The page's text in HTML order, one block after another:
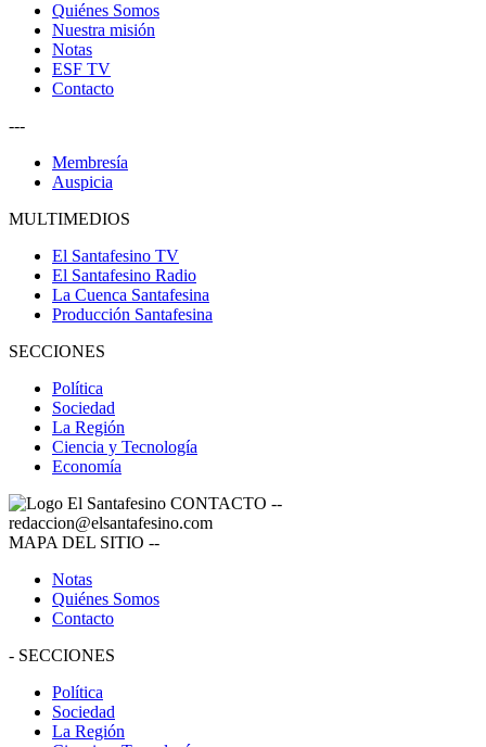
Quiénes Somos
Nuestra misión
Notas
ESF TV
Contacto
---
Membresía
Auspicia
MULTIMEDIOS
El Santafesino TV
El Santafesino Radio
La Cuenca Santafesina
Producción Santafesina
SECCIONES
Política
Sociedad
La Región
Ciencia y Tecnología
Economía
CONTACTO --
redaccion@elsantafesino.com
MAPA DEL SITIO --
Notas
Quiénes Somos
Contacto
- SECCIONES
Política
Sociedad
La Región